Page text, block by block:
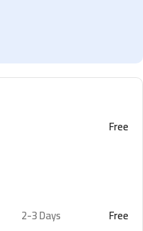
Free
2-3 Days Free